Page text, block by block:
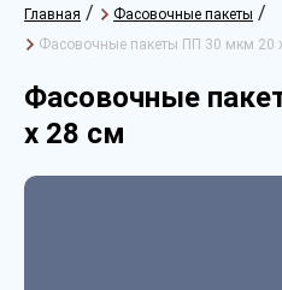
Главная / Фасовочные пакеты /
Фасовочные пакеты ПП 30 мкм 20
Фасовочные
х 28 см